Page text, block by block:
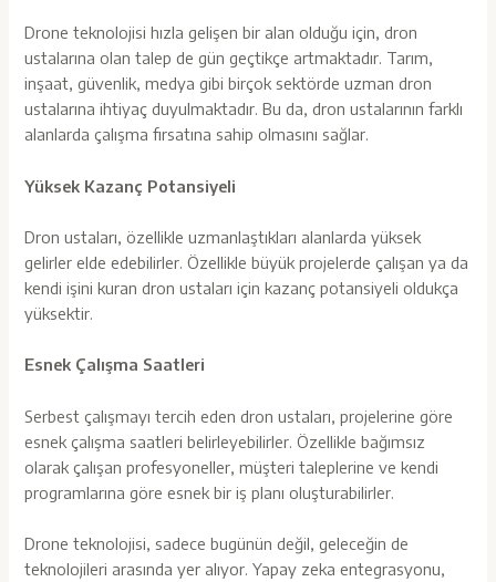
Drone teknolojisi hızla gelişen bir alan olduğu için, dron
ustalarına olan talep de gün geçtikçe artmaktadır. Tarım,
inşaat, güvenlik, medya gibi birçok sektörde uzman dron
ustalarına ihtiyaç duyulmaktadır. Bu da, dron ustalarının farklı
alanlarda çalışma fırsatına sahip olmasını sağlar.
Yüksek Kazanç Potansiyeli
Dron ustaları, özellikle uzmanlaştıkları alanlarda yüksek
gelirler elde edebilirler. Özellikle büyük projelerde çalışan ya da
kendi işini kuran dron ustaları için kazanç potansiyeli oldukça
yüksektir.
Esnek Çalışma Saatleri
Serbest çalışmayı tercih eden dron ustaları, projelerine göre
esnek çalışma saatleri belirleyebilirler. Özellikle bağımsız
olarak çalışan profesyoneller, müşteri taleplerine ve kendi
programlarına göre esnek bir iş planı oluşturabilirler.
Drone teknolojisi, sadece bugünün değil, geleceğin de
teknolojileri arasında yer alıyor. Yapay zeka entegrasyonu,